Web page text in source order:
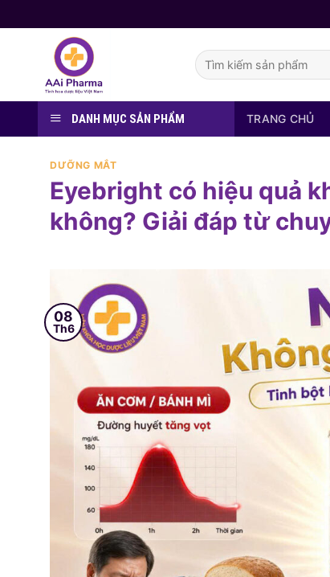
to
Tìm
kiếm:
DANH MỤC SẢN PHẨM TRANG CHỦ
DƯỠNG MẮT
Eyebright có hiệu quả
không? Giải đáp từ
08
Th6